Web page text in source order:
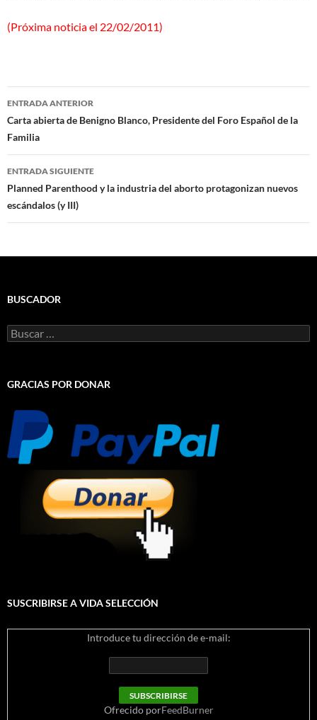
(Próxima noticia el 22/02/2011)
Navegación
de
entradas
ENTRADA ANTERIOR
Carta abierta de Benigno Blanco, Presidente del Foro Español de la
Familia
ENTRADA SIGUIENTE
Planned Parenthood y la industria del aborto protagonizan nuevos
escándalos (y III)
BUSCADOR
Buscar:
GRACIAS POR DONAR
SUSCRIBIRSE A VIDA SELECCIÓN
Introduce tu dirección de e-mail:
Ofrecido porFeedBurner